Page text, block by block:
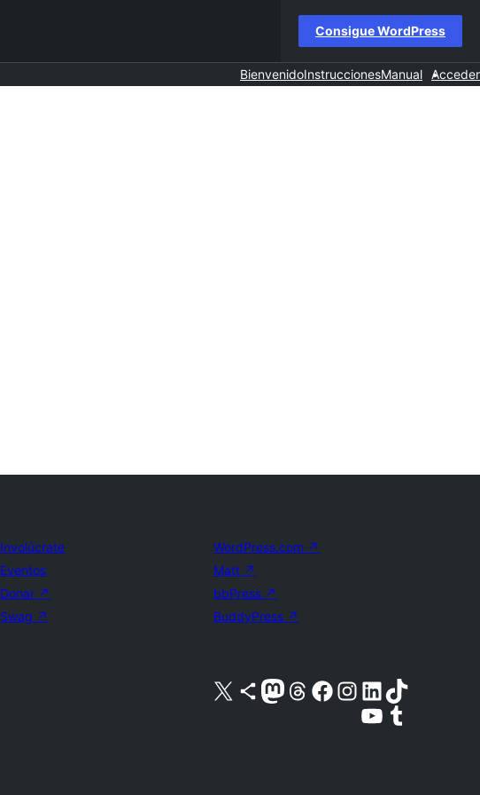
Consigue WordPress
BienvenidoInstruccionesManual Acceder
Involúcrate
Eventos
Donar ↗
Swag ↗
WordPress.com ↗
Matt ↗
bbPress ↗
BuddyPress ↗
Visita nuestra cuenta de X (anteriormente Twitter)
Visita nuestra cuenta de Bluesky
Visita nuestra cuenta de Mastodon
Visita nuestra cuenta de Threads
Visita nuestra página de Facebook
Visita nuestra cuenta de Instagram
Visita nuestra cuenta de LinkedIn
Visita nuestra cuenta de TikTok
Visita nuestro canal de YouTube
Visita nuestra cuenta de Tumblr